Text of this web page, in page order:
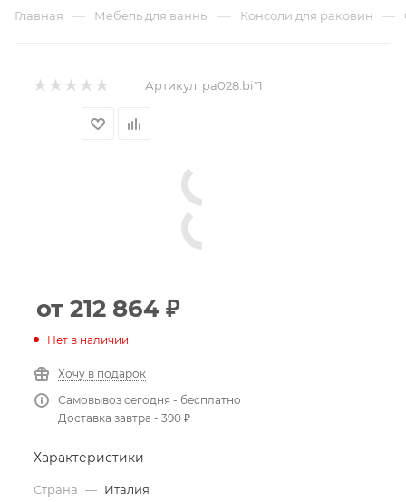
Главная — Мебель для ванны — Консоли для раковин —
Артикул: pa028.bi*1
от 212 864 ₽
Нет в наличии
Хочу в подарок
Самовывоз сегодня - бесплатно
Доставка завтра - 390 ₽
Характеристики
Страна — Италия